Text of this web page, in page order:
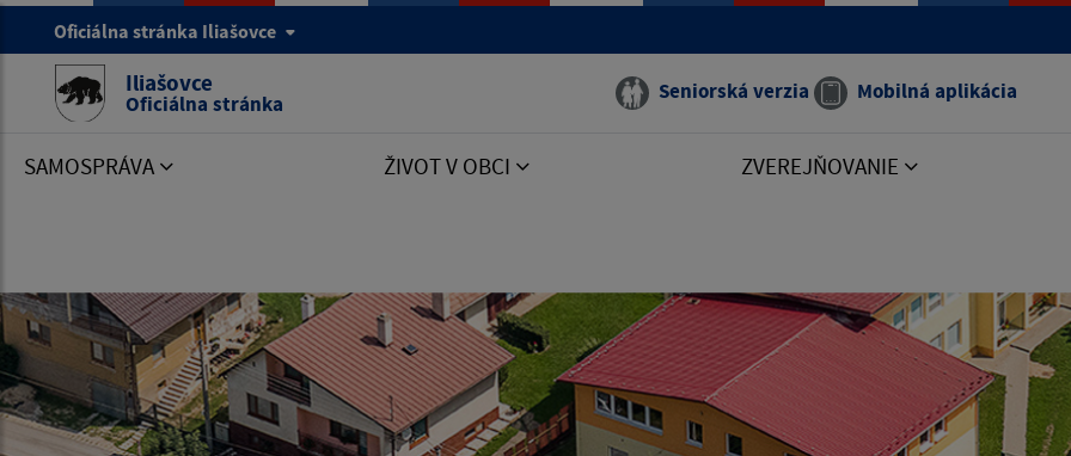
Oficiálna stránka Iliašovce
Iliašovce
Oficiálna stránka Seniorská verzia Mobilná aplikácia
SAMOSPRÁVA ŽIVOT V OBCI ZVEREJŇOVANIE